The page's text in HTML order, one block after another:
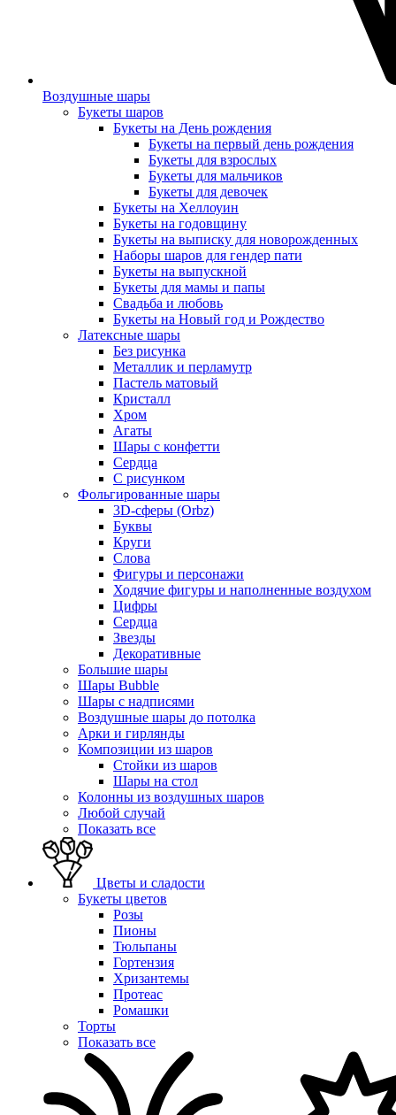
Воздушные шары
Букеты шаров
Букеты на День рождения
Букеты на первый день рождения
Букеты для взрослых
Букеты для мальчиков
Букеты для девочек
Букеты на Хеллоуин
Букеты на годовщину
Букеты на выписку для новорожденных
Наборы шаров для гендер пати
Букеты на выпускной
Букеты для мамы и папы
Свадьба и любовь
Букеты на Новый год и Рождество
Латексные шары
Без рисунка
Металлик и перламутр
Пастель матовый
Кристалл
Хром
Агаты
Шары с конфетти
Сердца
С рисунком
Фольгированные шары
3D-сферы (Orbz)
Буквы
Круги
Слова
Фигуры и персонажи
Ходячие фигуры и наполненные воздухом
Цифры
Сердца
Звезды
Декоративные
Большие шары
Шары Bubble
Шары с надписями
Воздушные шары до потолка
Арки и гирлянды
Композиции из шаров
Стойки из шаров
Шары на стол
Колонны из воздушных шаров
Любой случай
Показать все
Цветы и сладости
Букеты цветов
Розы
Пионы
Тюльпаны
Гортензия
Хризантемы
Протеас
Ромашки
Торты
Показать все